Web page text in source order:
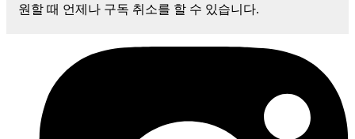
원할 때 언제나 구독 취소를 할 수 있습니다.